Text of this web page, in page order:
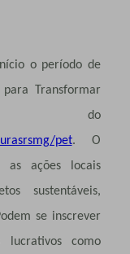
o período de
Transformar
do
pet. O
as ações locais
sustentáveis,
se inscrever
lucrativos como